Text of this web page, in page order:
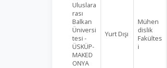
Uluslara
rası
Balkan
Üniversi
tesi -
ÜSKÜP-
MAKED
ONYA
Yurt Dışı
Mühen
dislik
Fakültes
i